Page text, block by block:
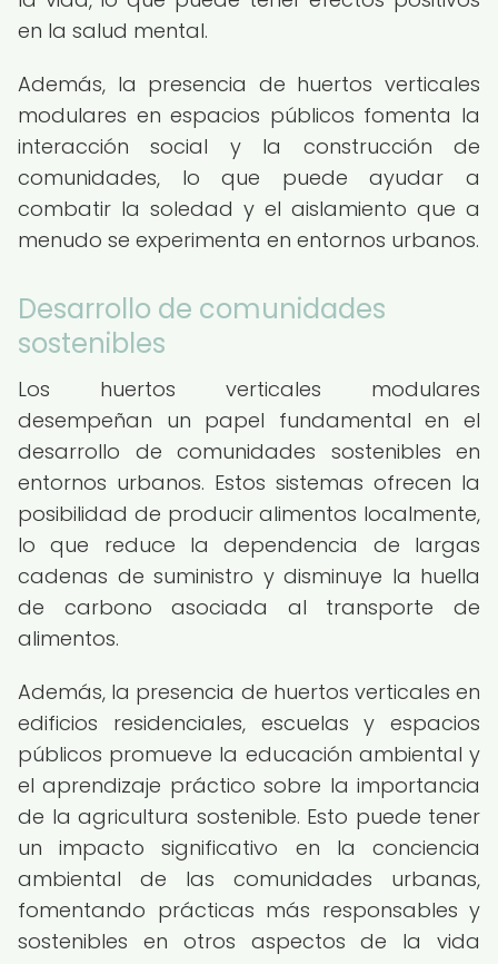
en la salud mental.
Además, la presencia de huertos verticales
modulares en espacios públicos fomenta la
interacción social y la construcción de
comunidades, lo que puede ayudar a
combatir la soledad y el aislamiento que a
menudo se experimenta en entornos urbanos.
Desarrollo de comunidades
sostenibles
Los huertos verticales modulares
desempeñan un papel fundamental en el
desarrollo de comunidades sostenibles en
entornos urbanos. Estos sistemas ofrecen la
posibilidad de producir alimentos localmente,
lo que reduce la dependencia de largas
cadenas de suministro y disminuye la huella
de carbono asociada al transporte de
alimentos.
Además, la presencia de huertos verticales en
edificios residenciales, escuelas y espacios
públicos promueve la educación ambiental y
el aprendizaje práctico sobre la importancia
de la agricultura sostenible. Esto puede tener
un impacto significativo en la conciencia
ambiental de las comunidades urbanas,
fomentando prácticas más responsables y
sostenibles en otros aspectos de la vida